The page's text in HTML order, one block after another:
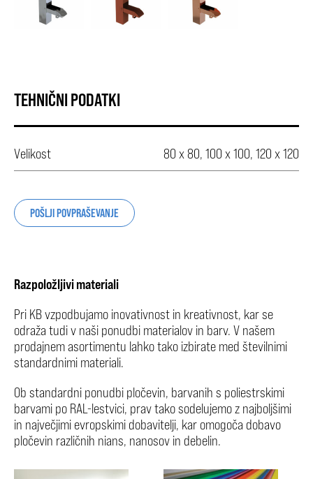
TEHNIČNI PODATKI
Velikost 80 x 80, 100 x 100, 120 x 120
POŠLJI POVPRAŠEVANJE
Razpoložljivi materiali
Pri KB vzpodbujamo inovativnost in kreativnost, kar se
odraža tudi v naši ponudbi materialov in barv. V našem
prodajnem asortimentu lahko tako izbirate med številnimi
standardnimi materiali.
Ob standardni ponudbi pločevin, barvanih s poliestrskimi
barvami po RAL-lestvici, prav tako sodelujemo z najboljšimi
in največjimi evropskimi dobavitelji, kar omogoča dobavo
pločevin različnih nians, nanosov in debelin.